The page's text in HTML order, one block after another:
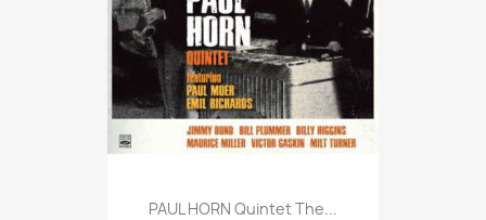
PAUL HORN Quintet The...